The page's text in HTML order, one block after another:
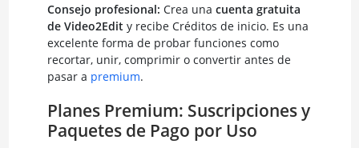
Consejo profesional: Crea una cuenta gratuita
de Video2Edit y recibe Créditos de inicio. Es una
excelente forma de probar funciones como
recortar, unir, comprimir o convertir antes de
pasar a premium.
Planes Premium: Suscripciones y
Paquetes de Pago por Uso